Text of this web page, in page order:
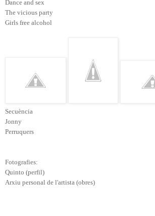
Dance and sex
The vicious party
Girls free alcohol
Secuència
Jonny
Perruquers
Fotografies:
Quinto (perfil)
Arxiu personal de l'artista (obres)